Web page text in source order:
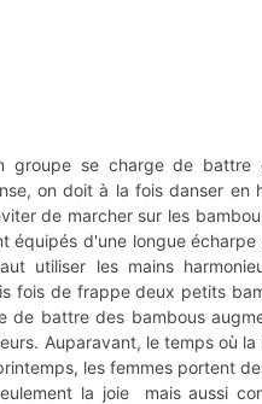
groupe se charge de battre
on doit à la fois danser en
de marcher sur les
équipés d'une longue
utiliser les mains
fois de frappe deux petits
de battre des bambous
Auparavant, le temps où
les femmes portent
la joie mais aussi